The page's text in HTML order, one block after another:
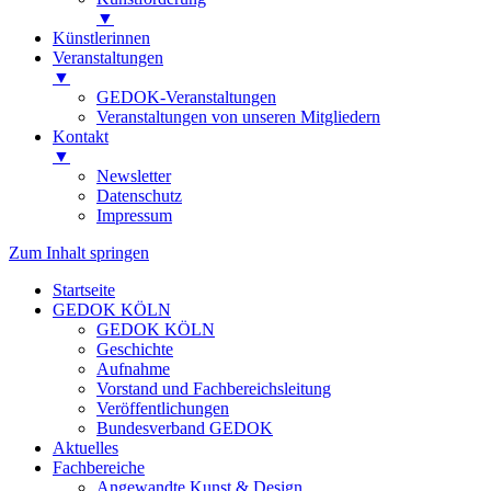
▼
Künstlerinnen
Veranstaltungen
▼
GEDOK-Veranstaltungen
Veranstaltungen von unseren Mitgliedern
Kontakt
▼
Newsletter
Datenschutz
Impressum
Zum Inhalt springen
Startseite
GEDOK KÖLN
GEDOK KÖLN
Geschichte
Aufnahme
Vorstand und Fachbereichsleitung
Veröffentlichungen
Bundesverband GEDOK
Aktuelles
Fachbereiche
Angewandte Kunst & Design